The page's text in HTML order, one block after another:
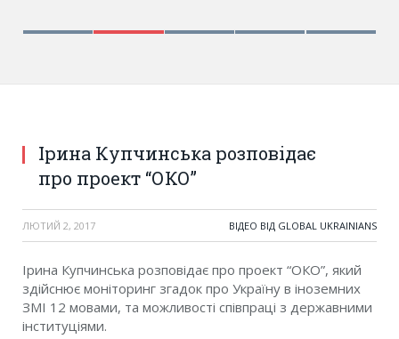
Ірина Купчинська розповідає
про проект “ОКО”
ЛЮТИЙ 2, 2017 ВІДЕО ВІД GLOBAL UKRAINIANS
Ірина Купчинська розповідає про проект “ОКО”, який
здійснює моніторинг згадок про Україну в іноземних
ЗМІ 12 мовами, та можливості співпраці з державними
інституціями.